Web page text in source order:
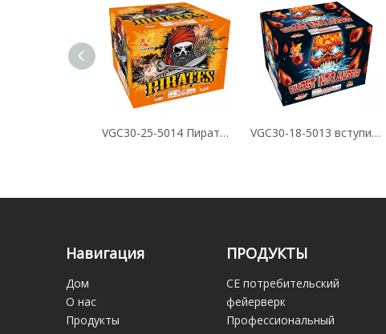
VGC30-25-5014 Пираты 25 выстрелов Cake VGC30-18-5013 вступил в гнев 18 выстрелов торт
Навигация
Дом
О нас
Продукты
ПРОДУКТЫ
CE потребительский
фейерверк
Профессиональный